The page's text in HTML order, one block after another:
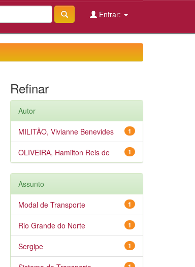
Entrar:
Refinar
Autor
1
MILITÃO, Vivianne Benevides
1
OLIVEIRA, Hamilton Reis de
Assunto
1
Modal de Transporte
1
Rio Grande do Norte
1
Sergipe